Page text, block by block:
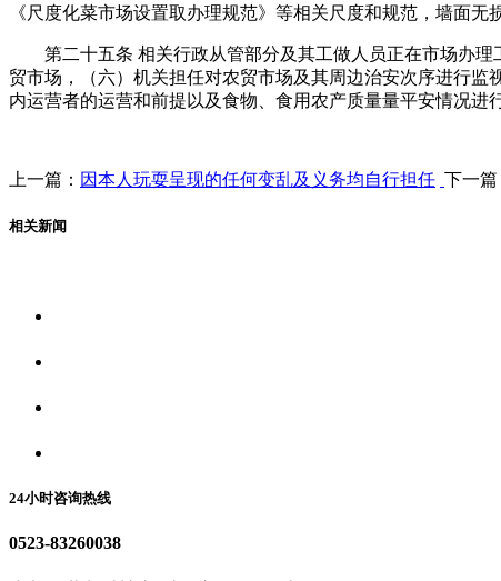
《尺度化菜市场设置取办理规范》等相关尺度和规范，墙面
第二十五条 相关行政从管部分及其工做人员正在市场办理
贸市场，（六）机关担任对农贸市场及其周边治安次序进行
内运营者的运营和前提以及食物、食用农产质量量平安情况进
上一篇： 因本人玩耍呈现的任何变乱及义务均自行担任 下一篇
相关新闻
24小时咨询热线
0523-83260038